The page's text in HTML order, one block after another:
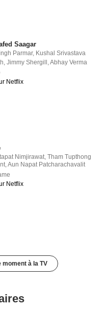
Saagar
Parmar, Kushal Srivastava
,Jimmy Shergill,Abhay Verma
Netflix
Nimjirawat,Tham Tupthong
,Aun Napat Patcharachavalit
Netflix
à la TV